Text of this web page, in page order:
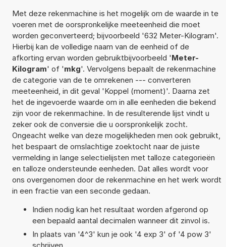
Met deze rekenmachine is het mogelijk om de waarde in te
voeren met de oorspronkelijke meeteenheid die moet
worden geconverteerd; bijvoorbeeld '632 Meter-Kilogram'.
Hierbij kan de volledige naam van de eenheid of de
afkorting ervan worden gebruiktbijvoorbeeld 'Meter-
Kilogram' of 'mkg'. Vervolgens bepaalt de rekenmachine
de categorie van de te omrekenen --- converteren
meeteenheid, in dit geval 'Koppel (moment)'. Daarna zet
het de ingevoerde waarde om in alle eenheden die bekend
zijn voor de rekenmachine. In de resulterende lijst vindt u
zeker ook de conversie die u oorspronkelijk zocht.
Ongeacht welke van deze mogelijkheden men ook gebruikt,
het bespaart de omslachtige zoektocht naar de juiste
vermelding in lange selectielijsten met talloze categorieën
en talloze ondersteunde eenheden. Dat alles wordt voor
ons overgenomen door de rekenmachine en het werk wordt
in een fractie van een seconde gedaan.
Indien nodig kan het resultaat worden afgerond op
een bepaald aantal decimalen wanneer dit zinvol is.
In plaats van '4^3' kun je ook '4 exp 3' of '4 pow 3'
schrijven.